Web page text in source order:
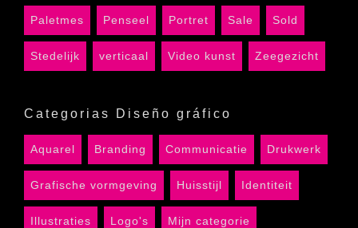
Paletmes Penseel Portret Sale Sold
Stedelijk verticaal Video kunst Zeegezicht
Categorias Diseño gráfico
Aquarel Branding Communicatie Drukwerk
Grafische vormgeving Huisstijl Identiteit
Illustraties Logo's Mijn categorie